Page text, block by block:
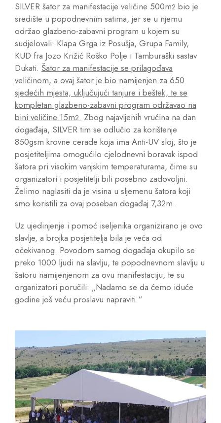
SILVER šator za manifestacije veličine 500m2 bio je
središte u popodnevnim satima, jer se u njemu
održao glazbeno-zabavni program u kojem su
sudjelovali: Klapa Grga iz Posušja, Grupa Family,
KUD fra Jozo Križić Roško Polje i Tamburaški sastav
Dukati. Šator za manifestacije se prilagođava
veličinom, a ovaj šator je bio namijenjen za 650
sjedećih mjesta, uključujući tanjure i beštek, te se
kompletan glazbeno-zabavni program održavao na
bini veličine 15m2. Zbog najavljenih vrućina na dan
događaja, SILVER tim se odlučio za korištenje
850gsm krovne cerade koja ima Anti-UV sloj, što je
posjetiteljima omogućilo cjelodnevni boravak ispod
šatora pri visokim vanjskim temperaturama, čime su
organizatori i posjetitelji bili posebno zadovoljni.
Želimo naglasiti da je visina u sljemenu šatora koji
smo koristili za ovaj poseban događaj 7,32m.
Uz ujedinjenje i pomoć iseljenika organizirano je ovo
slavlje, a brojka posjetitelja bila je veća od
očekivanog. Povodom samog događaja okupilo se
preko 1000 ljudi na slavlju, te popodnevnom slavlju u
šatoru namijenjenom za ovu manifestaciju, te su
organizatori poručili: „Nadamo se da ćemo iduće
godine još veću proslavu napraviti.“